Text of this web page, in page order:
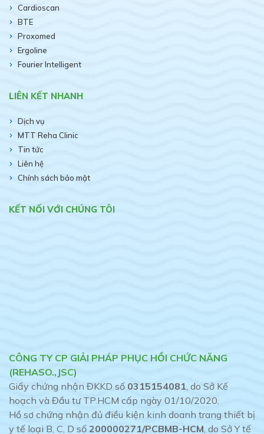
Cardioscan
BTE
Proxomed
Ergoline
Fourier Intelligent
LIÊN KẾT NHANH
Dịch vụ
MTT Reha Clinic
Tin tức
Liên hệ
Chính sách bảo mật
KẾT NỐI VỚI CHÚNG TÔI
CÔNG TY CP GIẢI PHÁP PHỤC HỒI CHỨC NĂNG
(REHASO.,JSC)
Giấy chứng nhận ĐKKD số 0315154081, do Sở Kế
hoạch và Đầu tư TP.HCM cấp ngày 01/10/2020.
Hồ sơ chứng nhận đủ điều kiện kinh doanh trang thiết bị
y tế loại B, C, D số 200000271/PCBMB-HCM, do Sở Y tế